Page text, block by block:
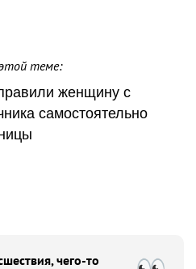
теме:
женщину с
самостоятельно
чего-то